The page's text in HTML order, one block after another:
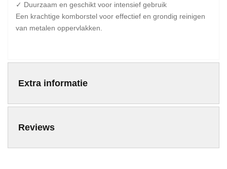
✓ Duurzaam en geschikt voor intensief gebruik
Een krachtige komborstel voor effectief en grondig reinigen
van metalen oppervlakken.
Extra informatie
Reviews